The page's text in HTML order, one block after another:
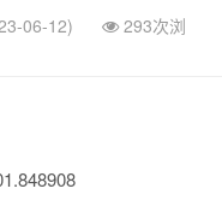
06-12)
293次浏